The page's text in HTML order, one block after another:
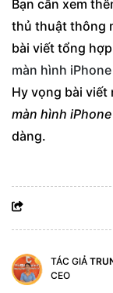
Bạn cần xem
thủ thuật thông
bài viết tổng
màn hình
Hy vọng bài viết
màn hình
dàng.
TÁC GIẢ
CEO